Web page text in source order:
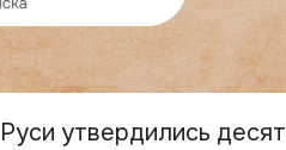
утвердились